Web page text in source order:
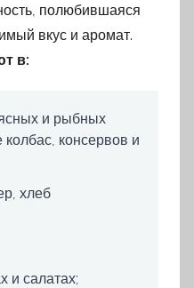
полюбившаяся
вкус и аромат.
в:
и рыбных
консервов и
хлеб
и салатах;